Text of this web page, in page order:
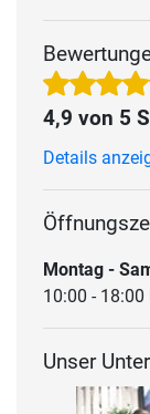
4,9 von 5
Details
Montag -
10:00 - 18:00
Unser